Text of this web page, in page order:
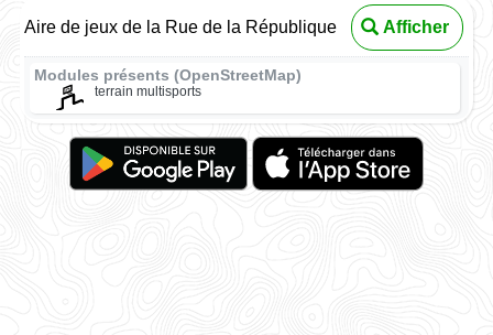
Aire de jeux de la Rue de la République Afficher
Modules présents (OpenStreetMap)
terrain multisports